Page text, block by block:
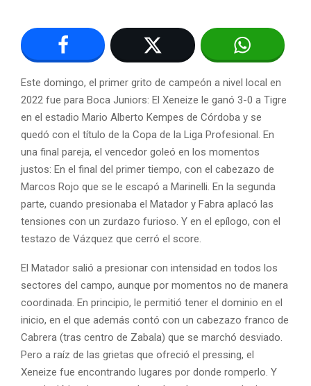
Este domingo, el primer grito de campeón a nivel local en
2022 fue para Boca Juniors: El Xeneize le ganó 3-0 a Tigre
en el estadio Mario Alberto Kempes de Córdoba y se
quedó con el título de la Copa de la Liga Profesional. En
una final pareja, el vencedor goleó en los momentos
justos: En el final del primer tiempo, con el cabezazo de
Marcos Rojo que se le escapó a Marinelli. En la segunda
parte, cuando presionaba el Matador y Fabra aplacó las
tensiones con un zurdazo furioso. Y en el epílogo, con el
testazo de Vázquez que cerró el score.
El Matador salió a presionar con intensidad en todos los
sectores del campo, aunque por momentos no de manera
coordinada. En principio, le permitió tener el dominio en el
inicio, en el que además contó con un cabezazo franco de
Cabrera (tras centro de Zabala) que se marchó desviado.
Pero a raíz de las grietas que ofreció el pressing, el
Xeneize fue encontrando lugares por donde romperlo. Y